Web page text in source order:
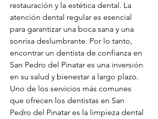
restauración y la estética dental. La
atención dental regular es esencial
para garantizar una boca sana y una
sonrisa deslumbrante. Por lo tanto,
encontrar un dentista de confianza en
San Pedro del Pinatar es una inversión
en su salud y bienestar a largo plazo.
Uno de los servicios más comunes
que ofrecen los dentistas en San
Pedro del Pinatar es la limpieza dental